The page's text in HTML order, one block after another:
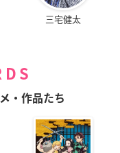
三宅健太
・作品たち